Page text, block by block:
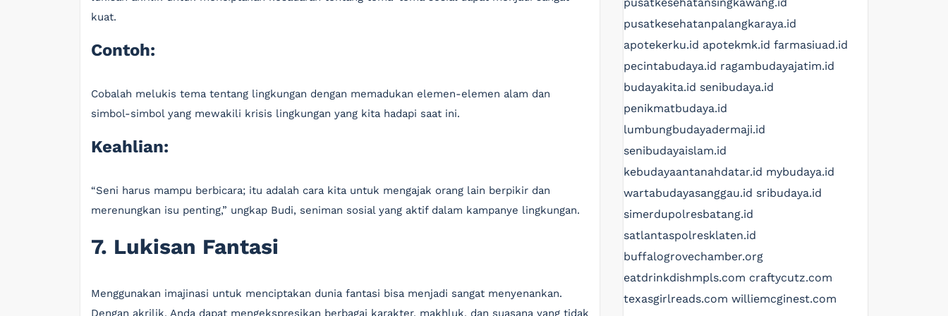
kuat.
Contoh:
Cobalah melukis tema tentang lingkungan dengan memadukan elemen-elemen alam dan
simbol-simbol yang mewakili krisis lingkungan yang kita hadapi saat ini.
Keahlian:
“Seni harus mampu berbicara; itu adalah cara kita untuk mengajak orang lain berpikir dan
merenungkan isu penting,” ungkap Budi, seniman sosial yang aktif dalam kampanye lingkungan.
7. Lukisan Fantasi
Menggunakan imajinasi untuk menciptakan dunia fantasi bisa menjadi sangat menyenankan.
Dengan akrilik, Anda dapat mengekspresikan berbagai karakter, makhluk, dan suasana yang tidak
pusatkesehatanpalangkaraya.id
apotekerku.id apotekmk.id farmasiuad.id
pecintabudaya.id ragambudayajatim.id
budayakita.id senibudaya.id
penikmatbudaya.id
lumbungbudayadermaji.id
senibudayaislam.id
kebudayaantanahdatar.id mybudaya.id
wartabudayasanggau.id sribudaya.id
simerdupolresbatang.id
satlantaspolresklaten.id
buffalogrovechamber.org
eatdrinkdishmpls.com craftycutz.com
texasgirlreads.com williemcginest.com